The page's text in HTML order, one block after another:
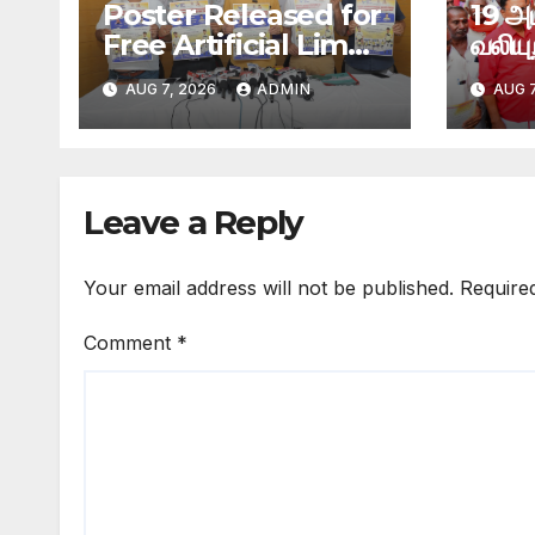
Poster Released for
Free Artificial Limb
Distribution Camp
to be Held in
Coimbatore
AUG 7, 2026 ADMIN
19
மக்கள்
AUG
Leave a Reply
Your email address will not be published.
Comment *